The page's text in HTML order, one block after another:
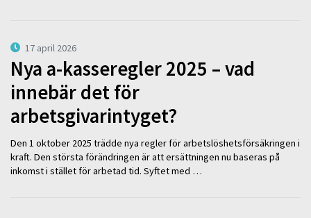
17 april 2026
Nya a-kasseregler 2025 – vad
innebär det för
arbetsgivarintyget?
Den 1 oktober 2025 trädde nya regler för arbetslöshetsförsäkringen i
kraft. Den största förändringen är att ersättningen nu baseras på
inkomst i stället för arbetad tid. Syftet med …